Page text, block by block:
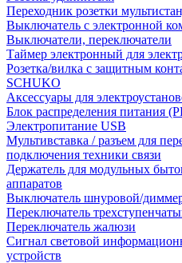
Переходник розетки
Выключатель с электронной
Выключатели, переключатели
Таймер электронный для
Розетка/вилка с защитным
SCHUKO
Аксессуары для
Блок распределения питания
Электропитание USB
Мультивставка / разъем для
подключения техники связи
Держатель для модульных
аппаратов
Выключатель шнуровой/
Переключатель
Переключатель жалюзи
Сигнал световой
устройств